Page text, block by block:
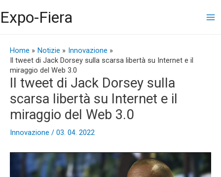
al
contenuto
Expo-Fiera
Home Notizie
Innovazione
Il tweet di Jack Dorsey sulla scarsa libertà su Internet e il
miraggio del Web 3.0
Il tweet di Jack Dorsey sulla
scarsa libertà su Internet e il
miraggio del Web 3.0
Innovazione / 03. 04. 2022
articoli